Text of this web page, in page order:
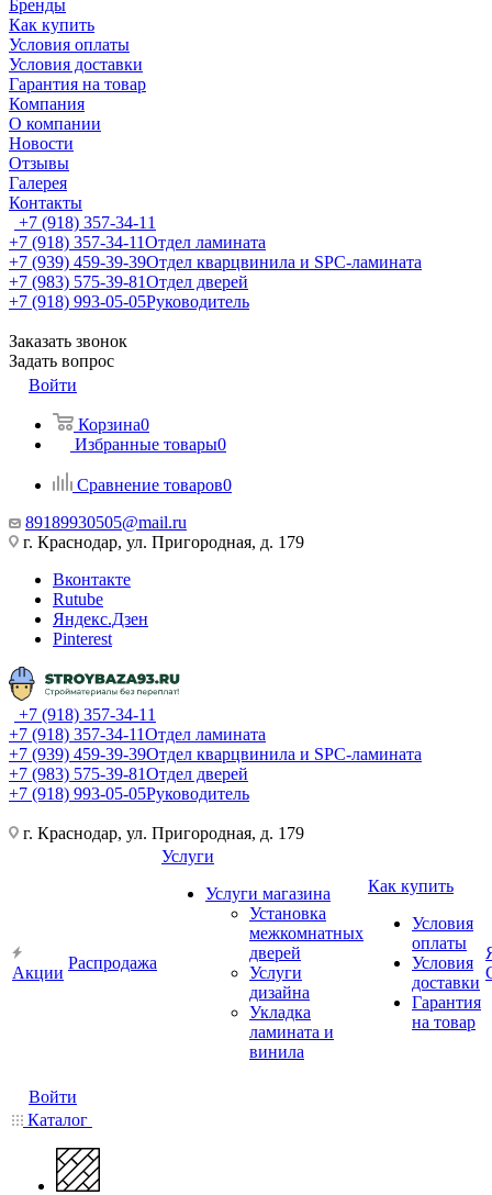
Бренды
Как купить
Условия оплаты
Условия доставки
Гарантия на товар
Компания
О компании
Новости
Отзывы
Галерея
Контакты
+7 (918) 357-34-11
+7 (918) 357-34-11Отдел ламината
+7 (939) 459-39-39Отдел кварцвинила и SPC-ламината
+7 (983) 575-39-81Отдел дверей
+7 (918) 993-05-05Руководитель
Заказать звонок
Задать вопрос
Войти
Корзина0
Избранные товары0
Сравнение товаров0
89189930505@mail.ru
г. Краснодар, ул. Пригородная, д. 179
Вконтакте
Rutube
Яндекс.Дзен
Pinterest
+7 (918) 357-34-11
+7 (918) 357-34-11Отдел ламината
+7 (939) 459-39-39Отдел кварцвинила и SPC-ламината
+7 (983) 575-39-81Отдел дверей
+7 (918) 993-05-05Руководитель
г. Краснодар, ул. Пригородная, д. 179
Акции
Распродажа
Услуги
Услуги магазина
Установка
межкомнатных
дверей
Услуги
дизайна
Укладка
ламината и
винила
Как купить
Условия
оплаты
Условия
доставки
Гарантия
на товар
Войти
Каталог